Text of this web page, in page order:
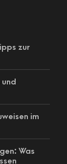
zur
im
Was